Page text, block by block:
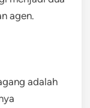
agen.
adalah